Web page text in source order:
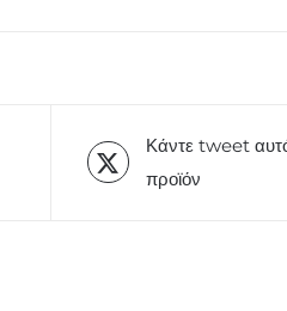
Κάντε tweet
προϊόν